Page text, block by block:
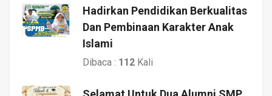
Hadirkan Pendidikan Berkualitas
Dan Pembinaan Karakter Anak
Islami
Dibaca : 112 Kali